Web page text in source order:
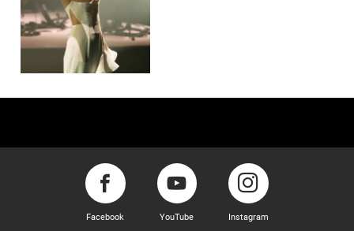
Facebook YouTube Instagram